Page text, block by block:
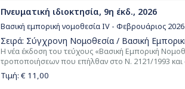
Πνευματική ιδιοκτησία, 9η έκδ., 2026
Βασική εμπορική νομοθεσία IV - Φεβρουάριος 2026
Σειρά: Σύγχρονη Νομοθεσία / Βασική
Η νέα έκδοση του τεύχους «Βασική Εμπορική
τροποποιήσεων που επήλθαν στο Ν. 2121/1993 και
Τιμή: € 11,00